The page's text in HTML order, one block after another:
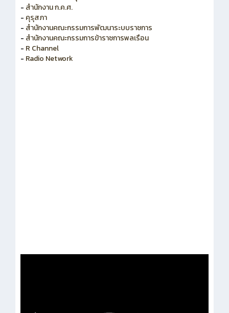
คุรุสภา
สำนักงานคณะกรรมการพัฒนาระบบราชการ
สำนักงานคณะกรรมการข้าราชการพลเรือน
R Channel
Radio Network